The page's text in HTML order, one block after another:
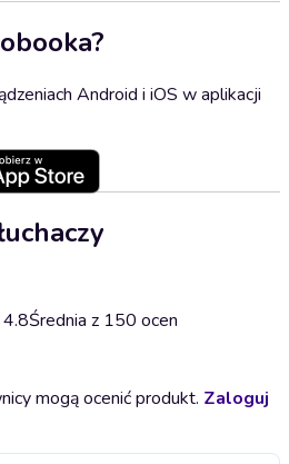
Android i iOS w aplikacji
Średnia z 150 ocen
mogą ocenić produkt. Zaloguj